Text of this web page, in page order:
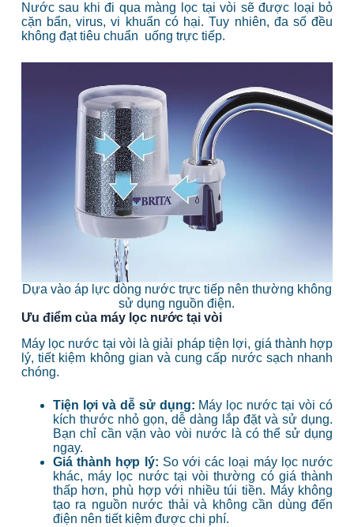
Nước sau khi đi qua màng lọc tại vòi sẽ được loại bỏ
cặn bẩn, virus, vi khuẩn có hại. Tuy nhiên, đa số đều
không đạt tiêu chuẩn uống trực tiếp.
Dựa vào áp lực dòng nước trực tiếp nên thường không
sử dụng nguồn điện.
Ưu điểm của máy lọc nước tại vòi
Máy lọc nước tại vòi là giải pháp tiện lợi, giá thành hợp
lý, tiết kiệm không gian và cung cấp nước sạch nhanh
chóng.
Tiện lợi và dễ sử dụng: Máy lọc nước tại vòi có
kích thước nhỏ gọn, dễ dàng lắp đặt và sử dụng.
Bạn chỉ cần vặn vào vòi nước là có thể sử dụng
ngay.
Giá thành hợp lý: So với các loại máy lọc nước
khác, máy lọc nước tại vòi thường có giá thành
thấp hơn, phù hợp với nhiều túi tiền. Máy không
tạo ra nguồn nước thải và không cần dùng đến
điện nên tiết kiệm được chi phí.